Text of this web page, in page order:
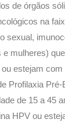
de órgãos
na
sexual,
mulheres)
estejam com
Profilaxia
de 15 a 45
HPV ou